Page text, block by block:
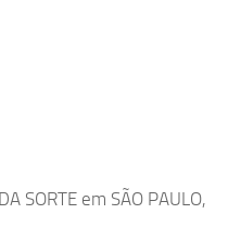
SORTE em SÃO PAULO,